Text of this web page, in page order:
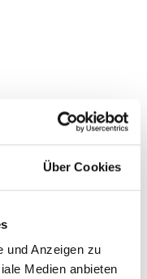
Über Cookies
und Anzeigen zu
Medien anbieten